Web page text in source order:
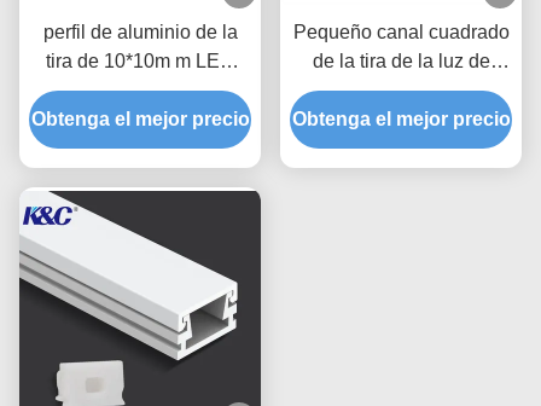
perfil de aluminio de la
tira de 10*10m m LED
con la cubierta del difusor
de la PC de PMMA
Obtenga el mejor precio
Pequeño canal cuadrado
de la tira de la luz de
techo 10*13m m LED con
el difusor
Obtenga el mejor precio